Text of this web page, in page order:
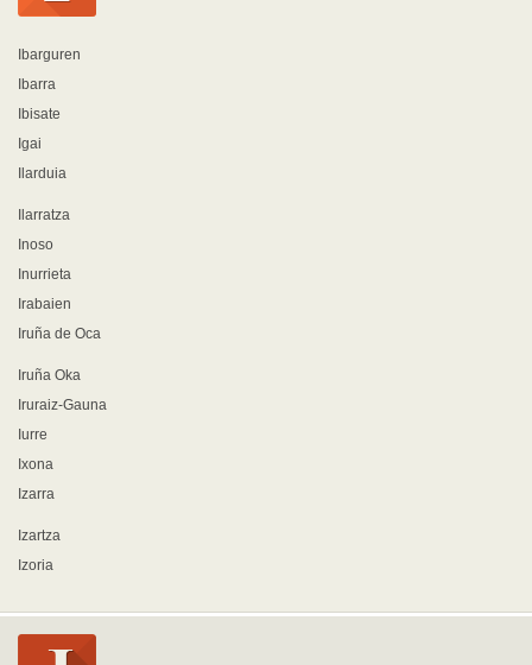
Ibarguren
Ibarra
Ibisate
Igai
Ilarduia
Ilarratza
Inoso
Inurrieta
Irabaien
Iruña de Oca
Iruña Oka
Iruraiz-Gauna
Iurre
Ixona
Izarra
Izartza
Izoria